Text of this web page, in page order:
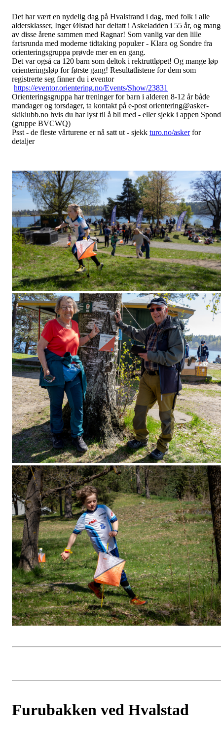
Det har vært en nydelig dag på Hvalstrand i dag, med folk i alle
aldersklasser, Inger Ølstad har deltatt i Askeladden i 55 år, og
av disse årene sammen med Ragnar! Som vanlig var den lille
fartsrunda med moderne tidtaking populær - Klara og Sondre fra
orienteringsgruppa prøvde mer en en gang.
Det var også ca 120 barn som deltok i rektruttløpet! Og mange løp
orienteringsløp for første gang! Resultatlistene for dem som
registrerte seg finner du i eventor
https://eventor.orientering.no/Events/Show/23831
Orienteringsgruppa har treninger for barn i alderen 8-12 år både
mandager og torsdager, ta kontakt på e-post orientering@asker-
skiklubb.no hvis du har lyst til å bli med - eller sjekk i appen Spond
(gruppe BVCWQ)
Psst - de fleste vårturene er nå satt ut - sjekk turo.no/askerfor
detaljer
Furubakken ved Hvalstad